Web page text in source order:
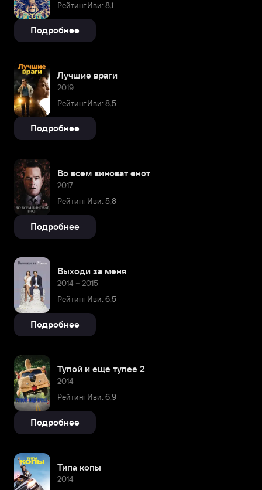
Рейтинг Иви: 8,1
Подробнее
Лучшие враги
2019
Рейтинг Иви: 8,5
Подробнее
Во всем виноват енот
2017
Рейтинг Иви: 5,8
Подробнее
Выходи за меня
2014 – 2015
Рейтинг Иви: 6,5
Подробнее
Тупой и еще тупее 2
2014
Рейтинг Иви: 6,9
Подробнее
Типа копы
2014